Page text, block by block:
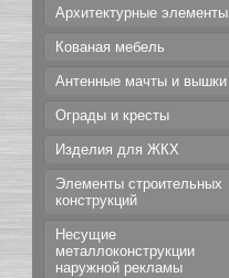
Архитектурные элементы
Кованая мебель
Антенные мачты и вышки
Ограды и кресты
Изделия для ЖКХ
Элементы строительных
конструкций
Несущие
металлоконструкции
наружной рекламы